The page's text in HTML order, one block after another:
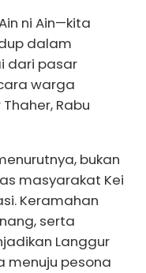
ni Ain—kita
dalam
dari pasar
warga
Rabu
bukan
masyarakat Kei
Keramahan
serta
Langgur
menuju pesona